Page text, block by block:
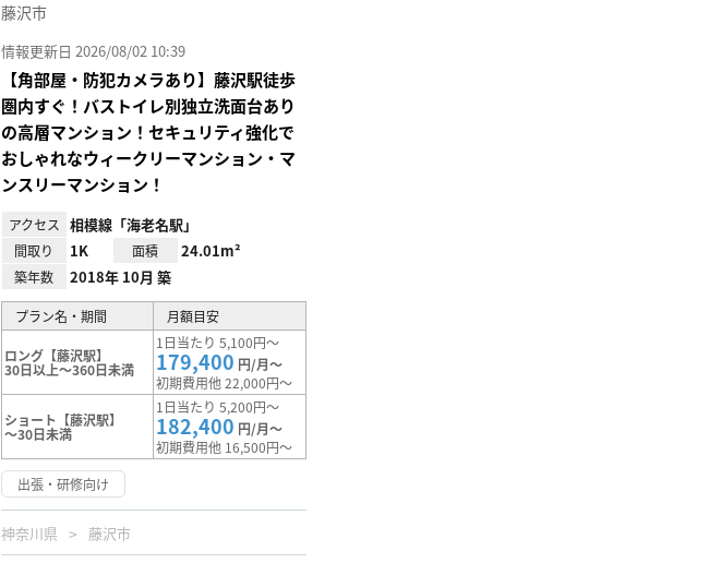
藤沢市
情報更新日 2026/08/02 10:39
【角部屋・防犯カメラあり】藤沢駅徒歩
圏内すぐ！バストイレ別独立洗面台あり
の高層マンション！セキュリティ強化で
おしゃれなウィークリーマンション・マ
ンスリーマンション！
アクセス 相模線「海老名駅」
間取り 1K 面積 24.01m²
築年数 2018年 10月 築
プラン名・期間 月額目安
ロング【藤沢駅】
30日以上～360日未満
1日当たり 5,100円～
179,400 円/月～
初期費用他 22,000円～
ショート【藤沢駅】
～30日未満
1日当たり 5,200円～
182,400 円/月～
初期費用他 16,500円～
出張・研修向け
神奈川県 藤沢市